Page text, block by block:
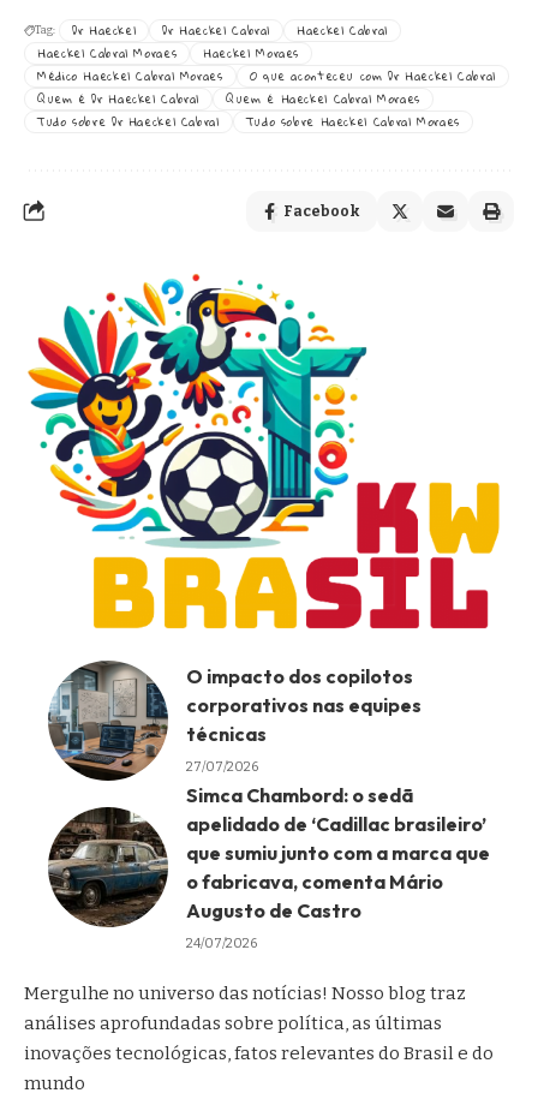
Tag: Dr Haeckel Dr Haeckel Cabral
Haeckel Cabral
Haeckel Cabral Moraes
Haeckel Moraes
Médico Haeckel Cabral Moraes
O que aconteceu com Dr Haeckel Cabral
Quem é Dr Haeckel Cabral
Quem é Haeckel Cabral Moraes
Tudo sobre Dr Haeckel Cabral
Tudo sobre Haeckel Cabral Moraes
Facebook
O impacto dos copilotos
corporativos nas equipes
técnicas
27/07/2026
Simca Chambord: o sedã
apelidado de ‘Cadillac brasileiro’
que sumiu junto com a marca que
o fabricava, comenta Mário
Augusto de Castro
24/07/2026
Mergulhe no universo das notícias! Nosso blog traz
análises aprofundadas sobre política, as últimas
inovações tecnológicas, fatos relevantes do Brasil e do
mundo